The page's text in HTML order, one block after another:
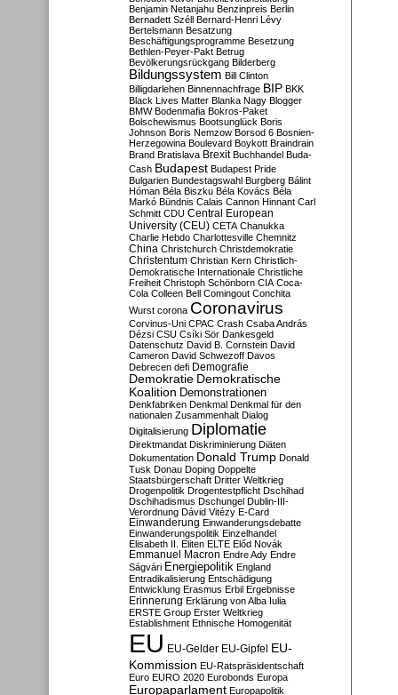
Benjamin Netanjahu Benzinpreis Berlin
Bernadett Széll Bernard-Henri Lévy
Bertelsmann Besatzung
Beschäftigungsprogramme Besetzung
Bethlen-Peyer-Pakt Betrug
Bevölkerungsrückgang Bilderberg
Bildungssystem Bill Clinton
Billigdarlehen Binnennachfrage BIP BKK
Black Lives Matter Blanka Nagy Blogger
BMW Bodenmafia Bokros-Paket
Bolschewismus Bootsunglück Boris
Johnson Boris Nemzow Borsod 6 Bosnien-
Herzegowina Boulevard Boykott Braindrain
Brand Bratislava Brexit Buchhandel Buda-
Cash Budapest Budapest Pride
Bulgarien Bundestagswahl Burgberg Bálint
Hóman Béla Biszku Béla Kovács Béla
Markó Bündnis Calais Cannon Hinnant Carl
Schmitt CDU Central European
University (CEU) CETA Chanukka
Charlie Hebdo Charlottesville Chemnitz
China Christchurch Christdemokratie
Christentum Christian Kern Christlich-
Demokratische Internationale Christliche
Freiheit Christoph Schönborn CIA Coca-
Cola Colleen Bell Comingout Conchita
Wurst corona Coronavirus
Corvinus-Uni CPAC Crash Csaba András
Dézsi CSU Csíki Sör Dankesgeld
Datenschutz David B. Cornstein David
Cameron David Schwezoff Davos
Debrecen defi Demografie
Demokratie Demokratische
Koalition Demonstrationen
Denkfabriken Denkmal Denkmal für den
nationalen Zusammenhalt Dialog
Digitalisierung Diplomatie
Direktmandat Diskriminierung Diäten
Dokumentation Donald Trump Donald
Tusk Donau Doping Doppelte
Staatsbürgerschaft Dritter Weltkrieg
Drogenpolitik Drogentestpflicht Dschihad
Dschihadismus Dschungel Dublin-III-
Verordnung Dávid Vitézy E-Card
Einwanderung Einwanderungsdebatte
Einwanderungspolitik Einzelhandel
Elisabeth II. Eliten ELTE Előd Novák
Emmanuel Macron Endre Ady Endre
Ságvári Energiepolitik England
Entradikalisierung Entschädigung
Entwicklung Erasmus Erbil Ergebnisse
Erinnerung Erklärung von Alba Iulia
ERSTE Group Erster Weltkrieg
Establishment Ethnische Homogenität
EU EU-Gelder EU-Gipfel EU-
Kommission EU-Ratspräsidentschaft
Euro EURO 2020 Eurobonds Europa
Europaparlament Europapolitik